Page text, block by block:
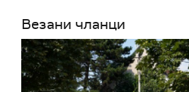
Везани чланци